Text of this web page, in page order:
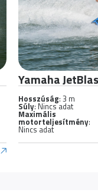
Yamaha
Hosszúság: 3 m
Súly: Nincs adat
Maximális
motorteljesítmény:
Nincs adat